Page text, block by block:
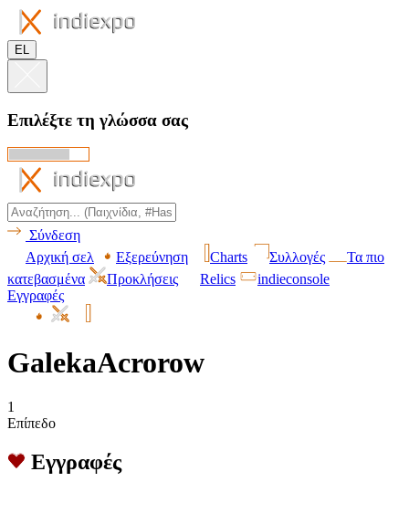
EL
Επιλέξτε τη γλώσσα σας
Σύνδεση
Αρχική σελ
Εξερεύνηση Charts Συλλογές
Τα πιο
κατεβασμένα
Προκλήσεις Relics
indieconsole
Εγγραφές
GalekaAcrorow
1
Επίπεδο
Εγγραφές